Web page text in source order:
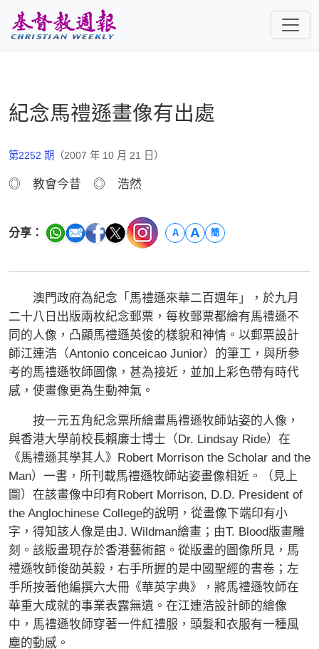
紀念馬禮遜畫像有出處
第2252 期 （2007 年 10 月 21 日）
◎ 教會今昔 ◎ 浩然
分享： A A 簡
澳門政府為紀念「馬禮遜來華二百週年」，於九月
二十八日出版兩枚紀念郵票，每枚郵票都繪有馬禮遜不
同的人像，凸顯馬禮遜英俊的樣貌和神情。以郵票設計
師江連浩（Antonio conceicao Junior）的筆工，與所參
考的馬禮遜牧師圖像，甚為接近，並加上彩色帶有時代
感，使畫像更為生動神氣。
按一元五角紀念票所繪畫馬禮遜牧師站姿的人像，
與香港大學前校長賴廉士博士（Dr. Lindsay Ride）在
《馬禮遜其學其人》Robert Morrison the Scholar and the
Man）一書，所刊載馬禮遜牧師站姿畫像相近。（見上
圖）在該畫像中印有Robert Morrison, D.D. President of
the Anglochinese College的說明，從畫像下端印有小
字，得知該人像是由J. Wildman繪畫；由T. Blood版畫雕
刻。該版畫現存於香港藝術館。從版畫的圖像所見，馬
禮遜牧師俊劭英毅，右手所握的是中國聖經的書卷；左
手所按著他編撰六大冊《華英字典》，將馬禮遜牧師在
華重大成就的事業表露無遺。在江連浩設計師的繪像
中，馬禮遜牧師穿著一件紅禮服，頭髮和衣服有一種風
塵的動感。